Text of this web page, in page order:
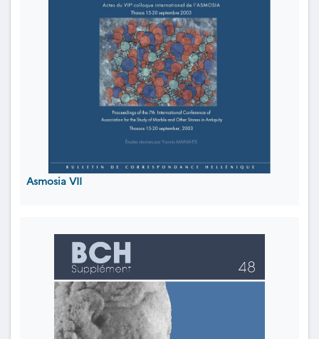
Asmosia VII